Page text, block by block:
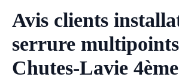
Avis clients
serrure
Chutes-Lavie 4ème